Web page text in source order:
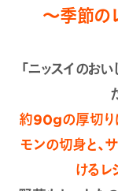
～季節の
「ニッスイのお
約90gの厚切り
モンの切身と、
けるレ